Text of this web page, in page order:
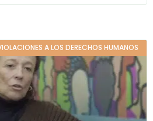
A LOS DERECHOS HUMANOS